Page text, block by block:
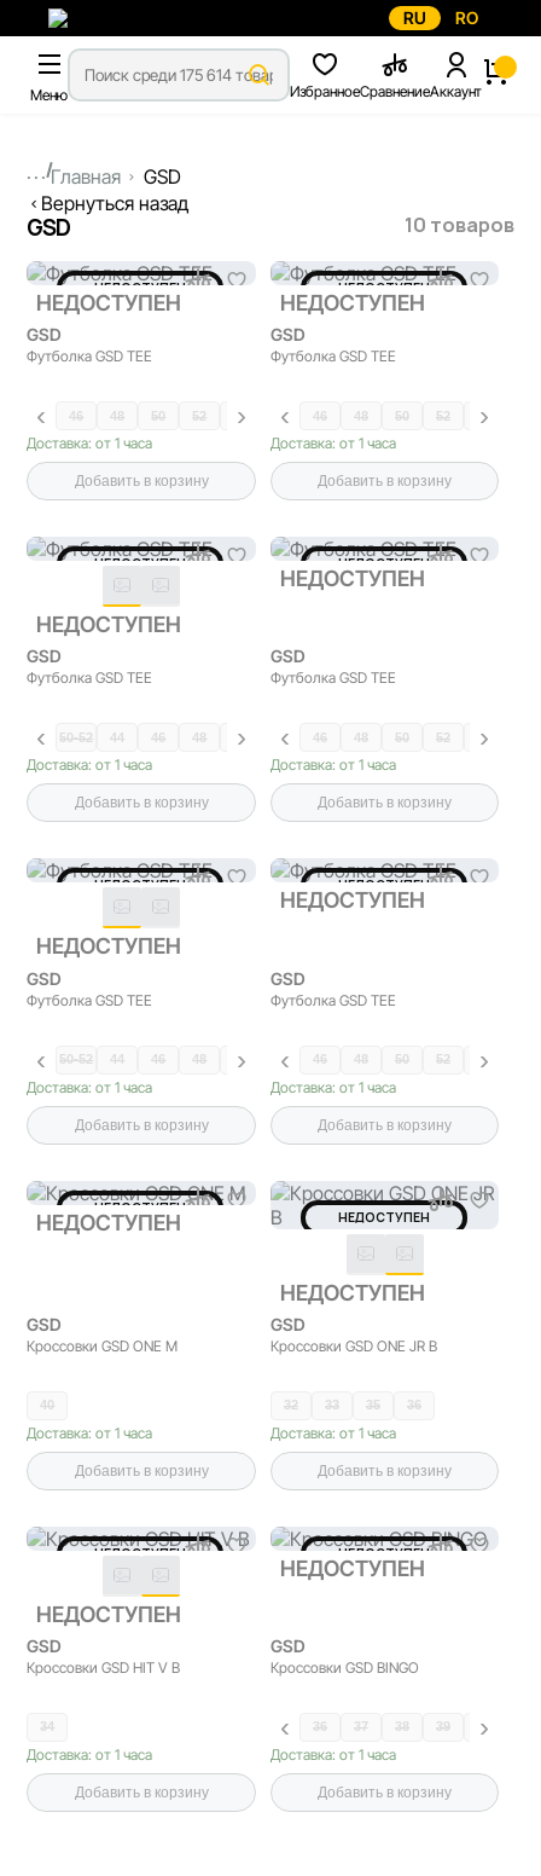
RU RO
Меню ИзбранноеСравнениеАккаунт
...Главная
GSD
Вернуться назад
GSD 10 товаров
НЕДОСТУПЕН
НЕДОСТУПЕН
GSD
Футболка GSD TEE
46 48 50 52 54 58
Доставка: от 1 часа
Добавить в корзину
НЕДОСТУПЕН
НЕДОСТУПЕН
GSD
Футболка GSD TEE
46 48 50 52 54
Доставка: от 1 часа
Добавить в корзину
НЕДОСТУПЕН
НЕДОСТУПЕН
GSD
Футболка GSD TEE
50-52 44 46 48 50
Доставка: от 1 часа
Добавить в корзину
НЕДОСТУПЕН
НЕДОСТУПЕН
GSD
Футболка GSD TEE
46 48 50 52 54
Доставка: от 1 часа
Добавить в корзину
НЕДОСТУПЕН
НЕДОСТУПЕН
GSD
Футболка GSD TEE
50-52 44 46 48 50
Доставка: от 1 часа
Добавить в корзину
НЕДОСТУПЕН
НЕДОСТУПЕН
GSD
Футболка GSD TEE
46 48 50 52 54
Доставка: от 1 часа
Добавить в корзину
НЕДОСТУПЕН
НЕДОСТУПЕН
GSD
Кроссовки GSD ONE M
40
Доставка: от 1 часа
Добавить в корзину
НЕДОСТУПЕН
НЕДОСТУПЕН
GSD
Кроссовки GSD ONE JR B
32 33 35 36
Доставка: от 1 часа
Добавить в корзину
НЕДОСТУПЕН
НЕДОСТУПЕН
GSD
Кроссовки GSD HIT V B
34
Доставка: от 1 часа
Добавить в корзину
НЕДОСТУПЕН
НЕДОСТУПЕН
GSD
Кроссовки GSD BINGO
36 37 38 39 40
Доставка: от 1 часа
Добавить в корзину